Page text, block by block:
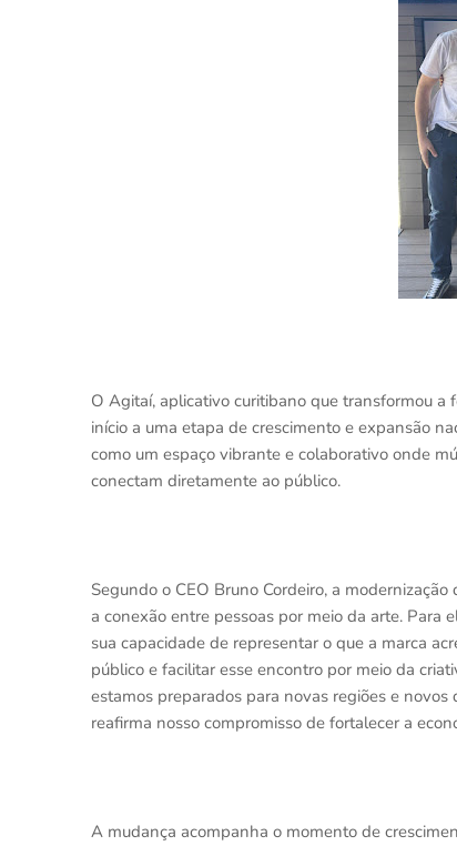
O Agitaí, aplicativo curitibano que transformou a
início a uma etapa de crescimento e expansão
como um espaço vibrante e colaborativo onde
conectam diretamente ao público.
Segundo o CEO Bruno Cordeiro, a
a conexão entre pessoas por meio da arte. Para
sua capacidade de representar o que a marca
público e facilitar esse encontro por meio da
estamos preparados para novas regiões e
reafirma nosso compromisso de fortalecer a
A mudança acompanha o momento de